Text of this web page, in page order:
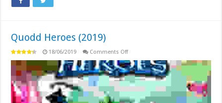
Quodd Heroes (2019)
18/06/2019 Comments Offon
Heroes
(2019)